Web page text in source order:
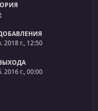
2018 г., 12:50
2016 г., 00:00